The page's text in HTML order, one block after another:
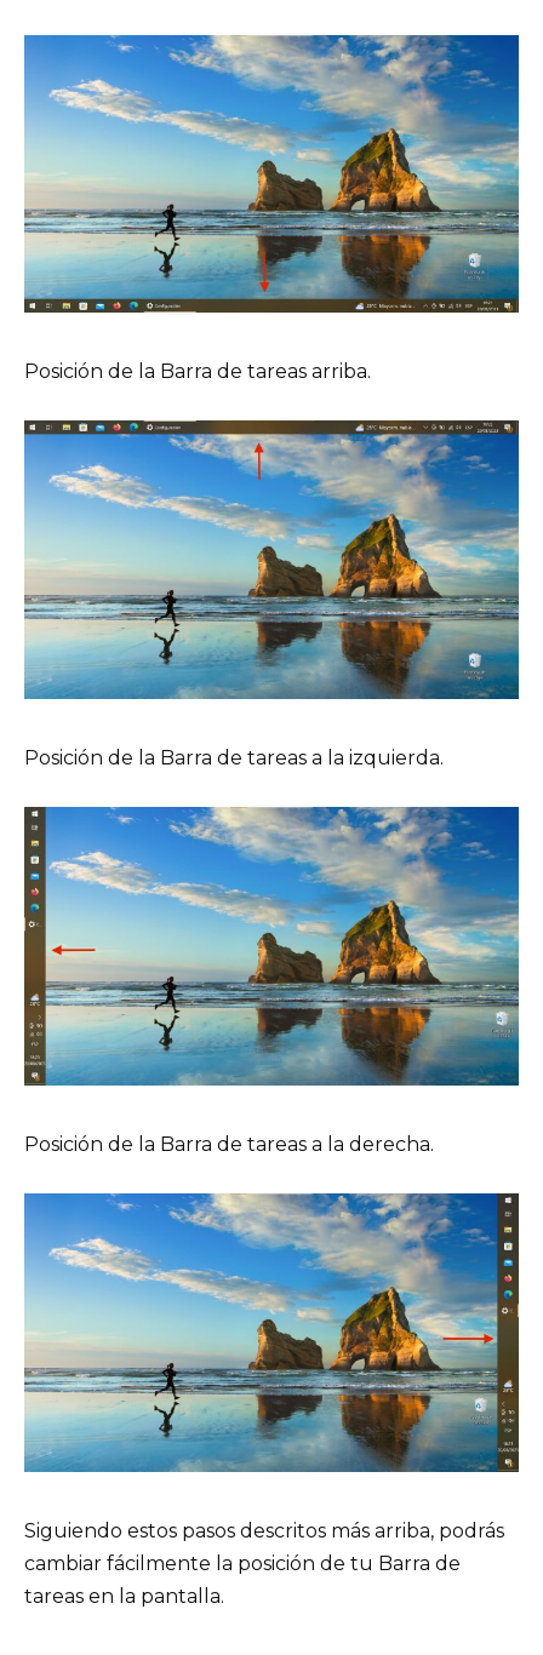
Posición de la Barra de tareas arriba.
Posición de la Barra de tareas a la izquierda.
Posición de la Barra de tareas a la derecha.
Siguiendo estos pasos descritos más arriba, podrás
cambiar fácilmente la posición de tu Barra de
tareas en la pantalla.